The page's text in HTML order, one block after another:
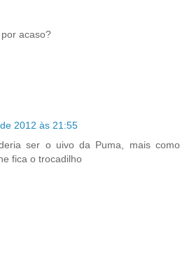
acaso?
2012 às 21:55
ser o uivo da Puma, mais como
fica o trocadilho